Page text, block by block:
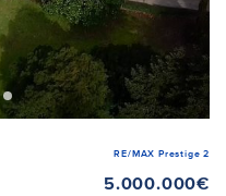
RE/MAX Prestige 2
5.000.000€